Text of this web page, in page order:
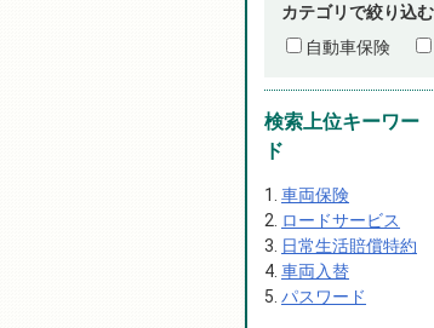
カテゴリで絞り込む
自動車保険
検索上位キーワー
ド
車両保険
ロードサービス
日常生活賠償特約
車両入替
パスワード